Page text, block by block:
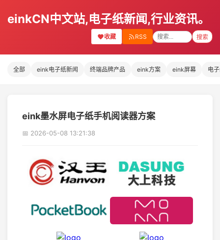
einkCN中文站,电子纸新闻,行业资讯。
收藏 RSS 搜索
全部 eink电子纸新闻 终端品牌产品 eink方案 eink屏幕 电
eink墨水屏电子纸手机阅读器方案
📅 2026-05-08 13:21:38